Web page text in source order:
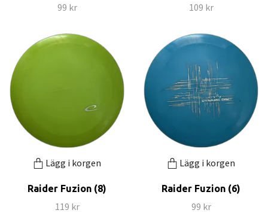
99 kr 109 kr
Lägg i korgen
Raider Fuzion (8)
119 kr
Lägg i korgen
Raider Fuzion (6)
99 kr